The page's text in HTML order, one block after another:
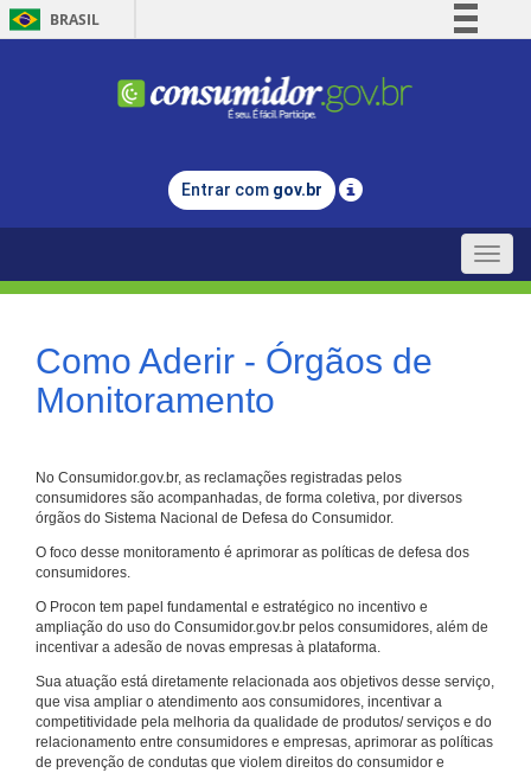
BRASIL
Comunica BR
Legislação
Entrar com gov.br
Toggle
Como Aderir - Órgãos de
Monitoramento
No Consumidor.gov.br, as reclamações registradas pelos
consumidores são acompanhadas, de forma coletiva, por diversos
órgãos do Sistema Nacional de Defesa do Consumidor.
O foco desse monitoramento é aprimorar as políticas de defesa dos
consumidores.
O Procon tem papel fundamental e estratégico no incentivo e
ampliação do uso do Consumidor.gov.br pelos consumidores, além de
incentivar a adesão de novas empresas à plataforma.
Sua atuação está diretamente relacionada aos objetivos desse serviço,
que visa ampliar o atendimento aos consumidores, incentivar a
competitividade pela melhoria da qualidade de produtos/ serviços e do
relacionamento entre consumidores e empresas, aprimorar as políticas
de prevenção de condutas que violem direitos do consumidor e